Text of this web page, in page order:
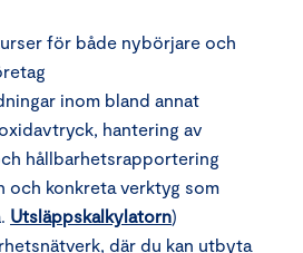
för både nybörjare och
inom bland annat
hantering av
hållbarhetsrapportering
och konkreta verktyg som
Utsläppskalkylatorn)
där du kan utbyta